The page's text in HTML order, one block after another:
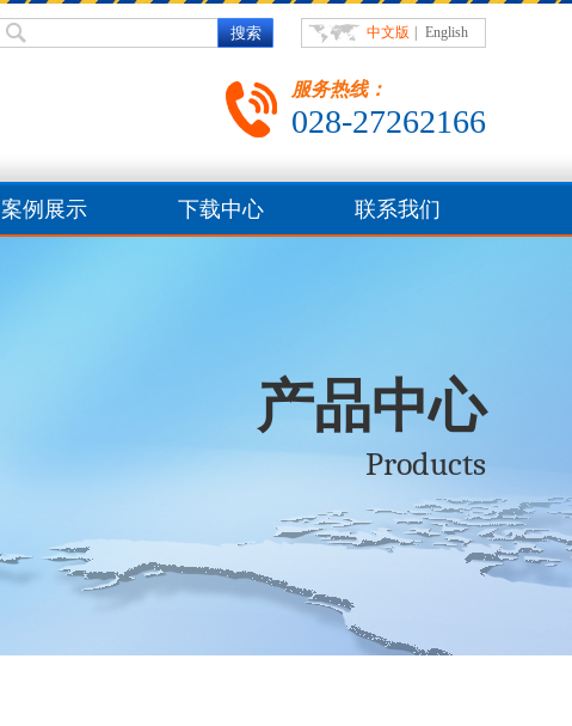
中文版 English
服务热线：
028-27262166
案例展示 下载中心 联系我们
产品中心
Products